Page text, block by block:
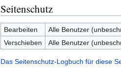
Seitenschutz
Bearbeiten
Alle Benutzer
Verschieben
Alle Benutzer
Das Seitenschutz-Logbuch für diese